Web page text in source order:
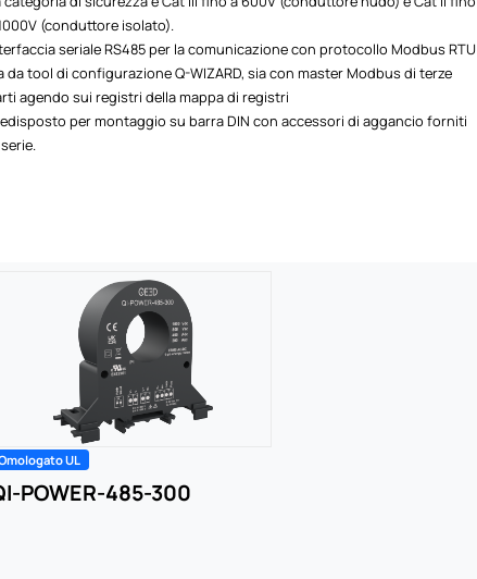
(conduttore isolato).
seriale RS485 per la comunicazione con protocollo Modbus RTU
da tool di configurazione Q-WIZARD, sia con master Modbus di terze
agendo sui registri della mappa di registri
per montaggio su barra DIN con accessori di aggancio forniti
UL
POWER-485-300